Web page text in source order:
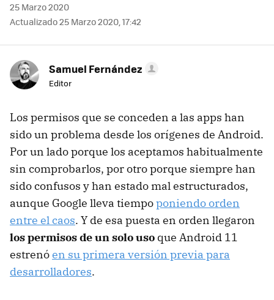
25 Marzo 2020
Actualizado 25 Marzo 2020, 17:42
Samuel Fernández
Editor
Los permisos que se conceden a las apps han
sido un problema desde los orígenes de Android.
Por un lado porque los aceptamos habitualmente
sin comprobarlos, por otro porque siempre han
sido confusos y han estado mal estructurados,
aunque Google lleva tiempoponiendo orden
entre el caos. Y de esa puesta en orden llegaron
los permisos de un solo uso que Android 11
estrenóen su primera versión previa para
desarrolladores.